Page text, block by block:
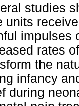
studies
units
impulses
rates
the
infancy
during